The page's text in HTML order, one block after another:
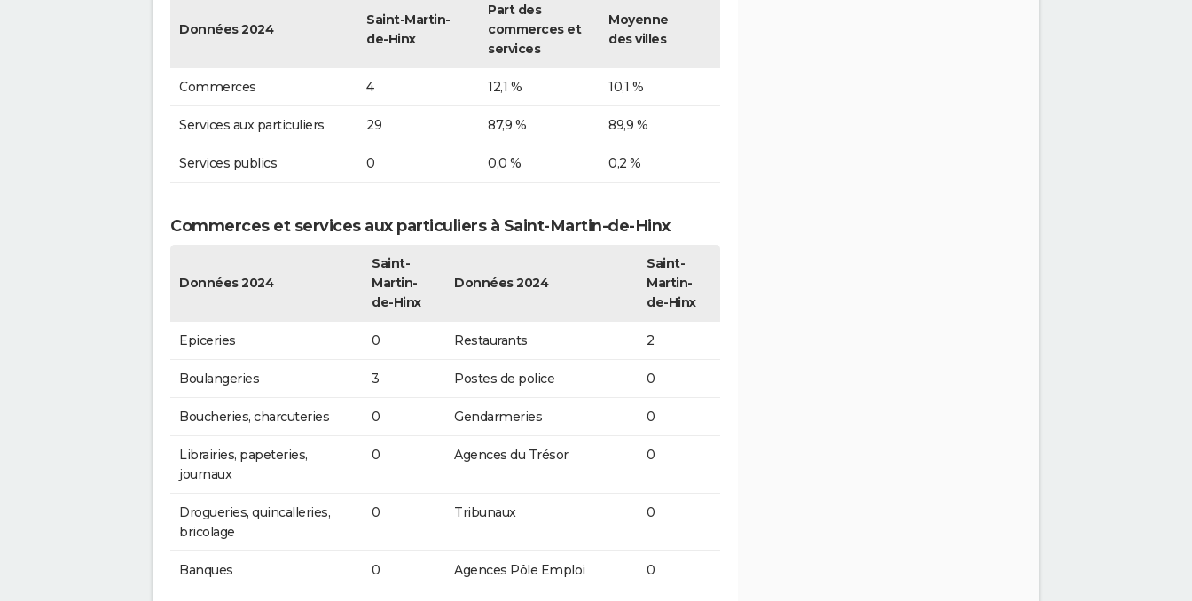
Données 2024
Saint-Martin-
de-Hinx
Part des
commerces et
services
Moyenne
des villes
Commerces 4 12,1 % 10,1 %
Services aux particuliers 29 87,9 % 89,9 %
Services publics 0 0,0 % 0,2 %
Commerces et services aux particuliers à Saint-Martin-de-Hinx
Données 2024
Saint-
Martin-
de-Hinx
Données 2024
Saint-
Martin-
de-Hinx
Epiceries 0 Restaurants 2
Boulangeries 3 Postes de police 0
Boucheries, charcuteries 0 Gendarmeries 0
Librairies, papeteries,
journaux
0 Agences du Trésor 0
Drogueries, quincalleries,
bricolage
0 Tribunaux 0
Banques 0 Agences Pôle Emploi 0